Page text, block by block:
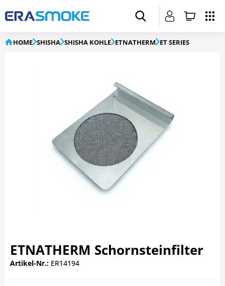
HOME SHISHA SHISHA KOHLE ETNATHERM ET SERIES
ETNATHERM Schornsteinfilter
Artikel-Nr.: ER14194